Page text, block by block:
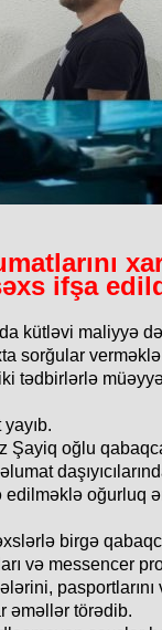
ifşa
kütləvi maliyyə
sorğular verməklə
tədbirlərlə
Şayiq oğlu
edilməklə oğurluq
birgə
və messencer
pasportlarını
əməllər törədib.